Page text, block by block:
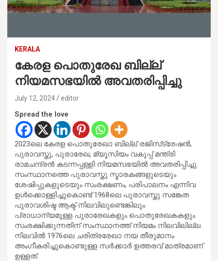
KERALA
കേരള പൊതുരേഖ ബില്ല്
നിയമസഭയിൽ അവതരിപ്പിച്ചു
July 12, 2024 editor
Spread the love
2023ലെ കേരള പൊതുരേഖാ ബില്ല് രജിസ്‌ട്രേഷൻ,
പുരാവസ്തു, പുരാരേഖ, മ്യൂസിയം വകുപ്പ് മന്ത്രി
രാമചന്ദ്രൻ കടന്നപ്പള്ളി നിയമസഭയിൽ അവതരിപ്പിച്ചു.
സംസ്ഥാനത്തെ പുരാവസ്തു സ്മാരകങ്ങളുടെയും
ശേഷിപ്പുകളുടെയും സംരക്ഷണം, പരിപാലനം എന്നിവ
ഉൾക്കൊള്ളിച്ചുകൊണ്ട് 1968ലെ പുരാവസ്തു സങ്കേത
പുരാവശിഷ്ട ആക്ട് നിലവിലുണ്ടെങ്കിലും
പ്രാധാന്യമുള്ള പുരാരേഖകളും പൊതുരേഖകകളും
സംരക്ഷിക്കുന്നതിന് സംസ്ഥാനത്ത് നിയമം നിലവിലില്ല.
നിലവിൽ 1976ലെ ചരിത്രരേഖാ നയ തീരുമാനം
അംഗീകരിച്ചുകൊണ്ടുള്ള സർക്കാർ ഉത്തരവ് മാത്രമാണ്
ഉള്ളത്.